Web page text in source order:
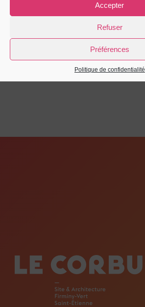
Accepter
Refuser
Préférences
Politique de confidentialité
PRÉCÉDENT
Exposition « SOLAIRE, une odyssée sensible »